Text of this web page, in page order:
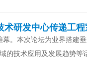
研发中心传递工程
。本次论坛为业界搭建
的技术应用及发展趋势等